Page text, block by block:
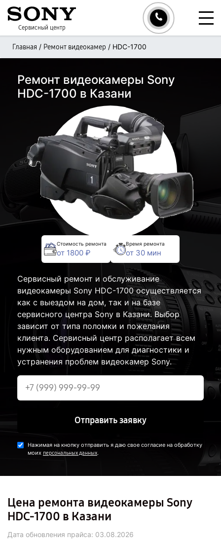
Сервисный центр
Главная / Ремонт видеокамер / HDC-1700
Ремонт видеокамеры Sony
HDC-1700 в Казани
Стоимость ремонта
от 1800 ₽
Время ремонта
от 30 мин
Сервисный ремонт и обслуживание
видеокамеры Sony HDC-1700 осуществляется
как с выездом на дом, так и на базе
сервисного центра Sony в Казани. Выбор
зависит от типа поломки и пожелания
клиента. Сервисный центр располагает всем
нужным оборудованием для диагностики и
устранения проблем видеокамер Sony.
Отправить заявку
Нажимая на кнопку отправить я даю свое согласие на обработку
моих персональных данных.
Цена ремонта видеокамеры Sony
HDC-1700 в Казани
Дата обновления прайса: 03.08.2026